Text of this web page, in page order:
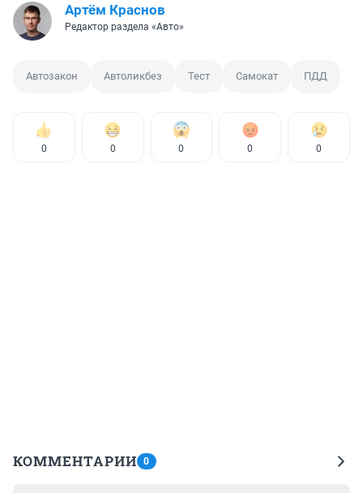
Артём Краснов
Редактор раздела «Авто»
Автозакон Автоликбез Тест Самокат ПДД
0 0 0 0 0
КОММЕНТАРИИ 0